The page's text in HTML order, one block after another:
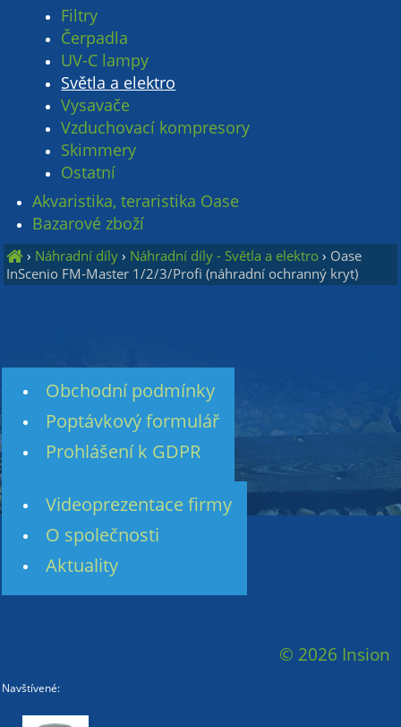
Filtry
Čerpadla
UV-C lampy
Světla a elektro
Vysavače
Vzduchovací kompresory
Skimmery
Ostatní
Akvaristika, teraristika Oase
Bazarové zboží
› Náhradní díly › Náhradní díly - Světla a elektro › Oase
InScenio FM-Master 1/2/3/Profi (náhradní ochranný kryt)
Obchodní podmínky
Poptávkový formulář
Prohlášení k GDPR
Videoprezentace firmy
O společnosti
Aktuality
© 2026 Insion
Navštívené: